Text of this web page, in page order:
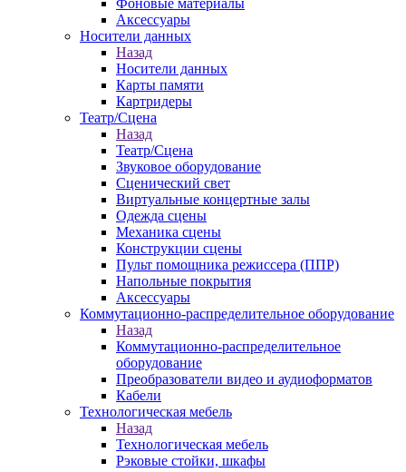
Фоновые материалы
Аксессуары
Носители данных
Назад
Носители данных
Карты памяти
Картридеры
Театр/Сцена
Назад
Театр/Сцена
Звуковое оборудование
Сценический свет
Виртуальные концертные залы
Одежда сцены
Механика сцены
Конструкции сцены
Пульт помощника режиссера (ППР)
Напольные покрытия
Аксессуары
Коммутационно-распределительное оборудование
Назад
Коммутационно-распределительное
оборудование
Преобразователи видео и аудиоформатов
Кабели
Технологическая мебель
Назад
Технологическая мебель
Рэковые стойки, шкафы